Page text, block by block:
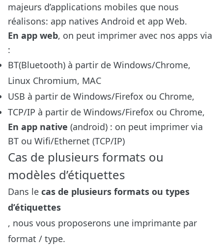
majeurs d’applications mobiles que nous
réalisons: app natives Android et app Web.
En app web, on peut imprimer avec nos apps via
:
BT(Bluetooth) à partir de Windows/Chrome,
Linux Chromium, MAC
USB à partir de Windows/Firefox ou Chrome,
TCP/IP à partir de Windows/Firefox ou Chrome,
En app native (android) : on peut imprimer via
BT ou Wifi/Ethernet (TCP/IP)
Cas de plusieurs formats ou
modèles d’étiquettes
Dans le cas de plusieurs formats ou types
d’étiquettes
, nous vous proposerons une imprimante par
format / type.